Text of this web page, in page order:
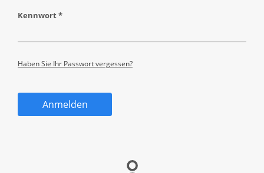
Kennwort *
Haben Sie Ihr Passwort vergessen?
Anmelden